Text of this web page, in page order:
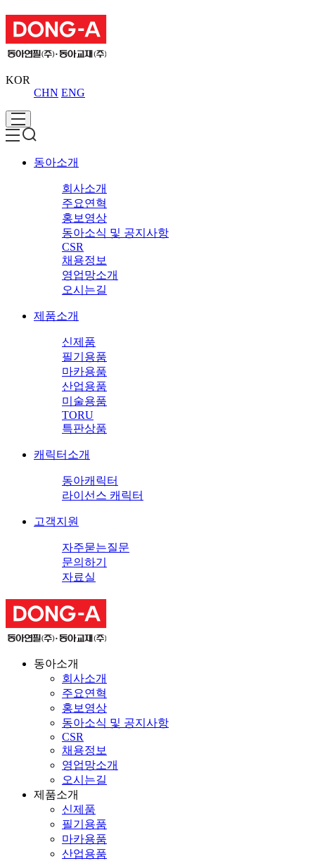
KOR
CHN ENG
동아소개
회사소개
주요연혁
홍보영상
동아소식 및 공지사항
CSR
채용정보
영업망소개
오시는길
제품소개
신제품
필기용품
마카용품
산업용품
미술용품
TORU
특판상품
캐릭터소개
동아캐릭터
라이선스 캐릭터
고객지원
자주묻는질문
문의하기
자료실
동아소개
회사소개
주요연혁
홍보영상
동아소식 및 공지사항
CSR
채용정보
영업망소개
오시는길
제품소개
신제품
필기용품
마카용품
산업용품